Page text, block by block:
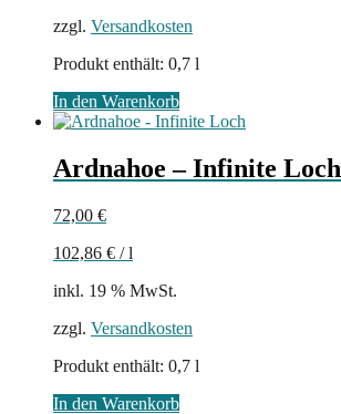
zzgl. Versandkosten
Produkt enthält: 0,7 l
In den Warenkorb
Ardnahoe – Infinite Loch
72,00 €
102,86 € /l
inkl. 19 % MwSt.
zzgl. Versandkosten
Produkt enthält: 0,7 l
In den Warenkorb